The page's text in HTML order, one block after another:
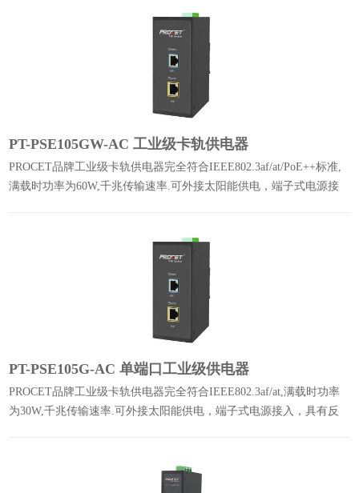
PT-PSE105GW-AC 工业级卡轨供电器
PROCET品牌工业级卡轨供电器完全符合IEEE802.3af/at/PoE++标准,
满载时功率为60W,千兆传输速率.可外接太阳能供电，端子式电源接
PT-PSE105G-AC 单端口工业级供电器
PROCET品牌工业级卡轨供电器完全符合IEEE802.3af/at,满载时功率
为30W,千兆传输速率.可外接太阳能供电，端子式电源接入，具有反